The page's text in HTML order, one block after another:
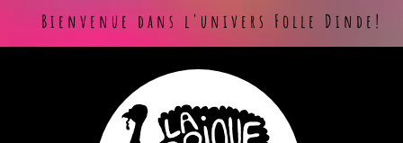
Bienvenue dans l'univers Folle Dinde!